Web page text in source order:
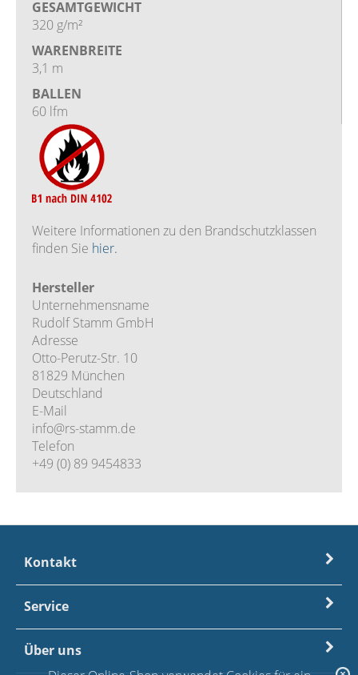
GESAMTGEWICHT
320 g/m²
WARENBREITE
3,1 m
BALLEN
60 lfm
Weitere Informationen zu den Brandschutzklassen
finden Sie hier.
Hersteller
Unternehmensname
Rudolf Stamm GmbH
Adresse
Otto-Perutz-Str. 10
81829 München
Deutschland
E-Mail
info@rs-stamm.de
Telefon
+49 (0) 89 9454833
Kontakt
Service
Über uns